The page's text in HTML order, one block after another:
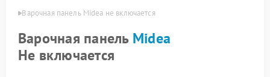
Варочная панель Midea не включается
Варочная панель Midea
Не включается